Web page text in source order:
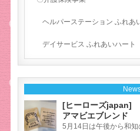
ヘルパーステーション ふれあ
デイサービス ふれあいハート
[ヒーローズjapan]
アマビエブレンド
5月14日は午後から和